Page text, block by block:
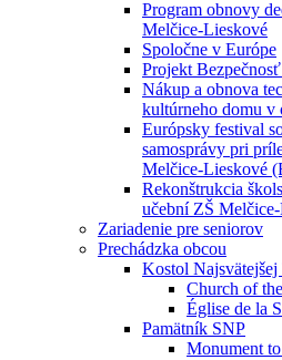
Program obnovy
Melčice-Lieskové
Spoločne v Európe
Projekt
Nákup a obnova
kultúrneho domu v
Európsky festival
samosprávy pri
Melčice-Lieskové
Rekonštrukcia
učební ZŠ
Zariadenie pre seniorov
Prechádzka obcou
Kostol
Church of
Église de la
Pamätník SNP
Monument